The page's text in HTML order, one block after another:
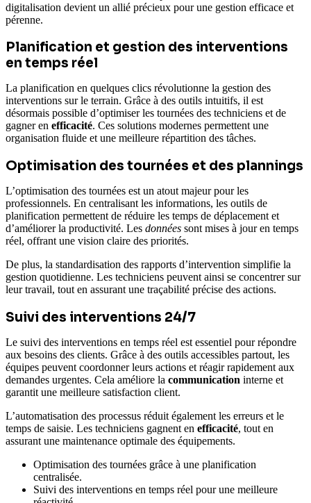
digitalisation devient un allié précieux pour une gestion efficace et
pérenne.
Planification et gestion des interventions
en temps réel
La planification en quelques clics révolutionne la gestion des
interventions sur le terrain. Grâce à des outils intuitifs, il est
désormais possible d’optimiser les tournées des techniciens et de
gagner en efficacité. Ces solutions modernes permettent une
organisation fluide et une meilleure répartition des tâches.
Optimisation des tournées et des plannings
L’optimisation des tournées est un atout majeur pour les
professionnels. En centralisant les informations, les outils de
planification permettent de réduire les temps de déplacement et
d’améliorer la productivité. Les données sont mises à jour en temps
réel, offrant une vision claire des priorités.
De plus, la standardisation des rapports d’intervention simplifie la
gestion quotidienne. Les techniciens peuvent ainsi se concentrer sur
leur travail, tout en assurant une traçabilité précise des actions.
Suivi des interventions 24/7
Le suivi des interventions en temps réel est essentiel pour répondre
aux besoins des clients. Grâce à des outils accessibles partout, les
équipes peuvent coordonner leurs actions et réagir rapidement aux
demandes urgentes. Cela améliore la communication interne et
garantit une meilleure satisfaction client.
L’automatisation des processus réduit également les erreurs et le
temps de saisie. Les techniciens gagnent en efficacité, tout en
assurant une maintenance optimale des équipements.
Optimisation des tournées grâce à une planification
centralisée.
Suivi des interventions en temps réel pour une meilleure